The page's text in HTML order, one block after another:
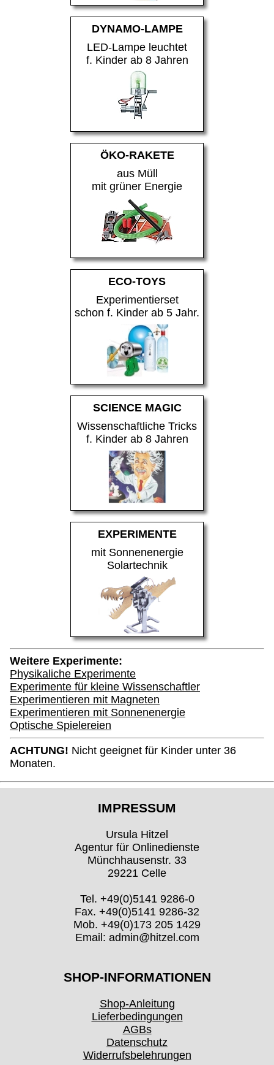
DYNAMO-LAMPE
LED-Lampe leuchtet
f. Kinder ab 8 Jahren
ÖKO-RAKETE
aus Müll
mit grüner Energie
ECO-TOYS
Experimentierset
schon f. Kinder ab 5 Jahr.
SCIENCE MAGIC
Wissenschaftliche Tricks
f. Kinder ab 8 Jahren
EXPERIMENTE
mit Sonnenenergie
Solartechnik
Weitere Experimente:
Physikaliche Experimente
Experimente für kleine Wissenschaftler
Experimentieren mit Magneten
Experimentieren mit Sonnenenergie
Optische Spielereien
ACHTUNG! Nicht geeignet für Kinder unter 36
Monaten.
IMPRESSUM
Ursula Hitzel
Agentur für Onlinedienste
Münchhausenstr. 33
29221 Celle
Tel. +49(0)5141 9286-0
Fax. +49(0)5141 9286-32
Mob. +49(0)173 205 1429
Email: admin@hitzel.com
SHOP-INFORMATIONEN
Shop-Anleitung
Lieferbedingungen
AGBs
Datenschutz
Widerrufsbelehrungen